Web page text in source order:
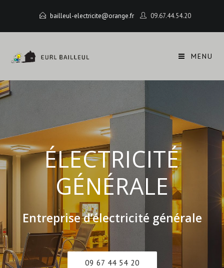
bailleul-electricite@orange.fr 09.67.44.54.20
MENU
ÉLECTRICITÉ
GÉNÉRALE
Entreprise d’électricité générale
09 67 44 54 20